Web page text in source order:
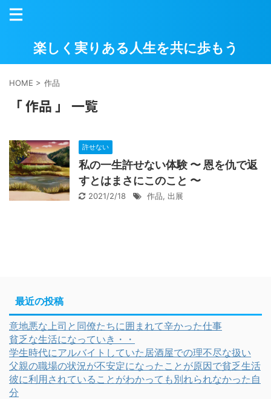
楽しく実りある人生を共に歩もう
HOME > 作品
「 作品 」 一覧
許せない
私の一生許せない体験 〜 恩を仇で返
すとはまさにこのこと 〜
2021/2/18 作品, 出展
最近の投稿
意地悪な上司と同僚たちに囲まれて辛かった仕事
貧乏な生活になっていき・・
学生時代にアルバイトしていた居酒屋での理不尽な扱い
父親の職場の状況が不安定になったことが原因で貧乏生活
彼に利用されていることがわかっても別れられなかった自
分